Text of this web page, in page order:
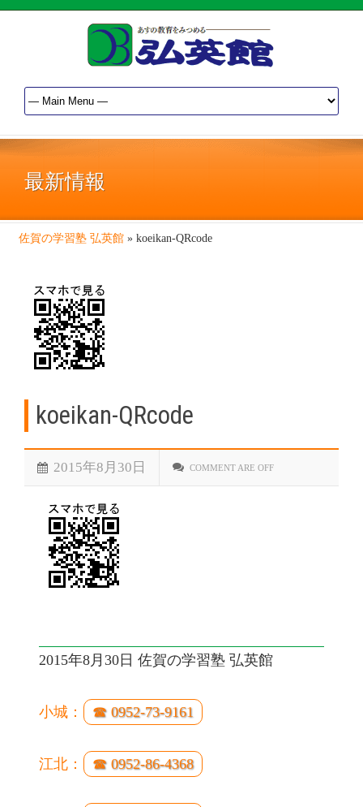
最新情報
佐賀の学習塾 弘英館 » koeikan-QRcode
koeikan-QRcode
2015年8月30日 COMMENT ARE OFF
2015年8月30日 佐賀の学習塾 弘英館
小城： ☎ 0952-73-9161
江北： ☎ 0952-86-4368